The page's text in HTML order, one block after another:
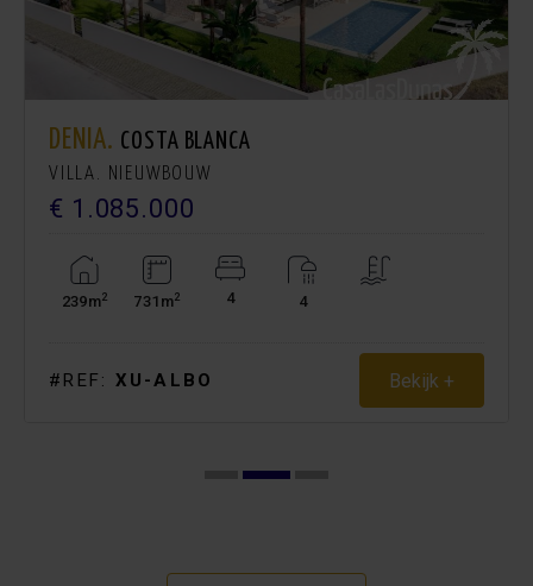
DENIA. COSTA BLANCA
VILLA. NIEUWBOUW
€ 1.085.000
239m2 731m2 4 4
#REF: XU-ALBO Bekijk +